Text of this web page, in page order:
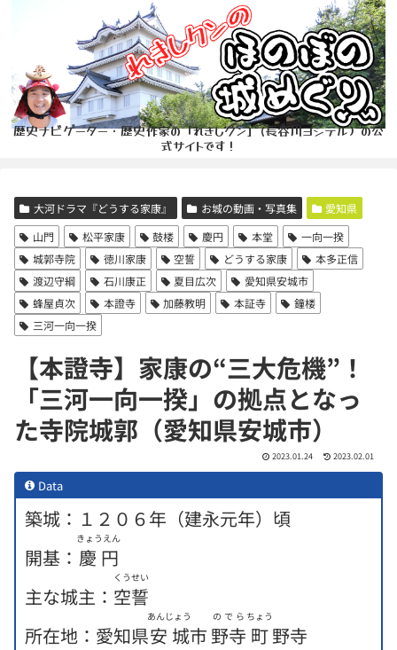
歴史ナビゲーター・歴史作家の「れきしクン」(長谷川ヨシテル）の公
式サイトです！
大河ドラマ『どうする家康』 お城の動画・写真集
愛知県
山門
松平家康 鼓楼 慶円 本堂
一向一揆
城郭寺院
徳川家康 空誓 どうする家康
本多正信
渡辺守綱
石川康正 夏目広次
愛知県安城市
蜂屋貞次
本證寺 加藤教明 本証寺
鐘楼
三河一向一揆
【本證寺】家康の“三大危機”！
「三河一向一揆」の拠点となっ
た寺院城郭（愛知県安城市）
2023.01.24 2023.02.01
Data
築城：１２０６年（建永元年）頃
開基： 慶円
きょうえん
主な城主： 空誓
くうせい
所在地：愛知県安城
あんじょう
市野寺
のでら
町
ちょう
野寺